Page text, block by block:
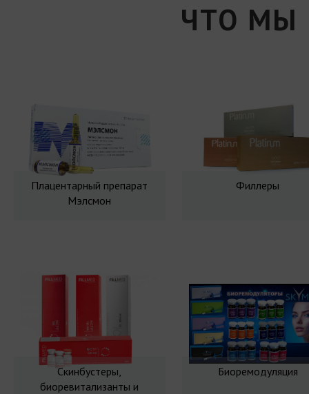
ЧТО МЫ
Плацентарный препарат
Мэлсмон
Филлеры
Скинбустеры,
биоревитализанты и
Биоремодуляция